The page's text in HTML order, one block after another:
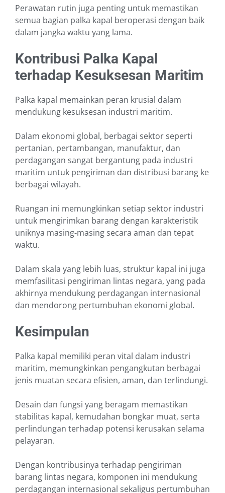
Perawatan rutin juga penting untuk memastikan
semua bagian palka kapal beroperasi dengan baik
dalam jangka waktu yang lama.
Kontribusi Palka Kapal
terhadap Kesuksesan Maritim
Palka kapal memainkan peran krusial dalam
mendukung kesuksesan industri maritim.
Dalam ekonomi global, berbagai sektor seperti
pertanian, pertambangan, manufaktur, dan
perdagangan sangat bergantung pada industri
maritim untuk pengiriman dan distribusi barang ke
berbagai wilayah.
Ruangan ini memungkinkan setiap sektor industri
untuk mengirimkan barang dengan karakteristik
uniknya masing-masing secara aman dan tepat
waktu.
Dalam skala yang lebih luas, struktur kapal ini juga
memfasilitasi pengiriman lintas negara, yang pada
akhirnya mendukung perdagangan internasional
dan mendorong pertumbuhan ekonomi global.
Kesimpulan
Palka kapal memiliki peran vital dalam industri
maritim, memungkinkan pengangkutan berbagai
jenis muatan secara efisien, aman, dan terlindungi.
Desain dan fungsi yang beragam memastikan
stabilitas kapal, kemudahan bongkar muat, serta
perlindungan terhadap potensi kerusakan selama
pelayaran.
Dengan kontribusinya terhadap pengiriman
barang lintas negara, komponen ini mendukung
perdagangan internasional sekaligus pertumbuhan